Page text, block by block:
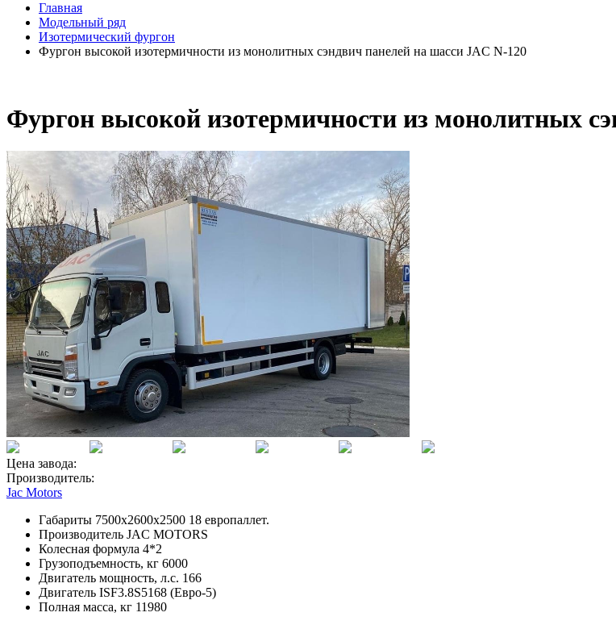
Главная
Модельный ряд
Изотермический фургон
Фургон высокой изотермичности из монолитных сэндвич панелей на шасси JAC N-120
Фургон высокой изотермичности из монолитных
Цена завода:
Производитель:
Jac Motors
Габариты 7500х2600х2500 18 европаллет.
Производитель JAC MOTORS
Колесная формула 4*2
Грузоподъемность, кг 6000
Двигатель мощность, л.с. 166
Двигатель ISF3.8S5168 (Евро-5)
Полная масса, кг 11980